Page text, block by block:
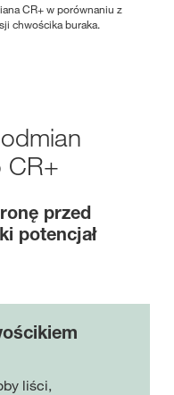
CR+ w porównaniu z
chwościka buraka.
CR+
przed
potencjał
liści,